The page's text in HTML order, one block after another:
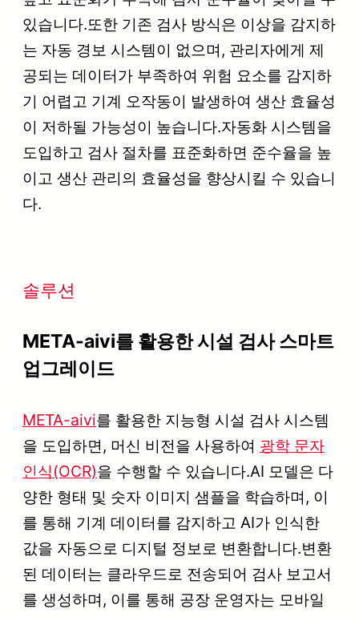
있습니다.또한 기존 검사 방식은 이상을 감지하
는 자동 경보 시스템이 없으며, 관리자에게 제
공되는 데이터가 부족하여 위험 요소를 감지하
기 어렵고 기계 오작동이 발생하여 생산 효율성
이 저하될 가능성이 높습니다.자동화 시스템을
도입하고 검사 절차를 표준화하면 준수율을 높
이고 생산 관리의 효율성을 향상시킬 수 있습니
다.
솔루션
META-aivi를 활용한 시설 검사 스마트
업그레이드
META-aivi를 활용한 지능형 시설 검사 시스템
을 도입하면, 머신 비전을 사용하여 광학 문자
인식(OCR)을 수행할 수 있습니다.AI 모델은 다
양한 형태 및 숫자 이미지 샘플을 학습하며, 이
를 통해 기계 데이터를 감지하고 AI가 인식한
값을 자동으로 디지털 정보로 변환합니다.변환
된 데이터는 클라우드로 전송되어 검사 보고서
를 생성하며, 이를 통해 공장 운영자는 모바일